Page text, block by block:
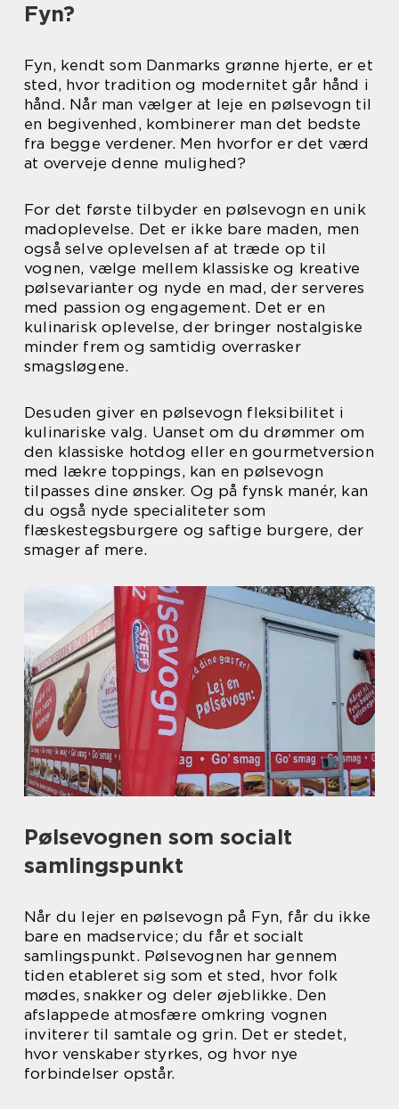
Fyn?
Fyn, kendt som Danmarks grønne hjerte, er et
sted, hvor tradition og modernitet går hånd i
hånd. Når man vælger at leje en pølsevogn til
en begivenhed, kombinerer man det bedste
fra begge verdener. Men hvorfor er det værd
at overveje denne mulighed?
For det første tilbyder en pølsevogn en unik
madoplevelse. Det er ikke bare maden, men
også selve oplevelsen af at træde op til
vognen, vælge mellem klassiske og kreative
pølsevarianter og nyde en mad, der serveres
med passion og engagement. Det er en
kulinarisk oplevelse, der bringer nostalgiske
minder frem og samtidig overrasker
smagsløgene.
Desuden giver en pølsevogn fleksibilitet i
kulinariske valg. Uanset om du drømmer om
den klassiske hotdog eller en gourmetversion
med lækre toppings, kan en pølsevogn
tilpasses dine ønsker. Og på fynsk manér, kan
du også nyde specialiteter som
flæskestegsburgere og saftige burgere, der
smager af mere.
Pølsevognen som socialt
samlingspunkt
Når du lejer en pølsevogn på Fyn, får du ikke
bare en madservice; du får et socialt
samlingspunkt. Pølsevognen har gennem
tiden etableret sig som et sted, hvor folk
mødes, snakker og deler øjeblikke. Den
afslappede atmosfære omkring vognen
inviterer til samtale og grin. Det er stedet,
hvor venskaber styrkes, og hvor nye
forbindelser opstår.